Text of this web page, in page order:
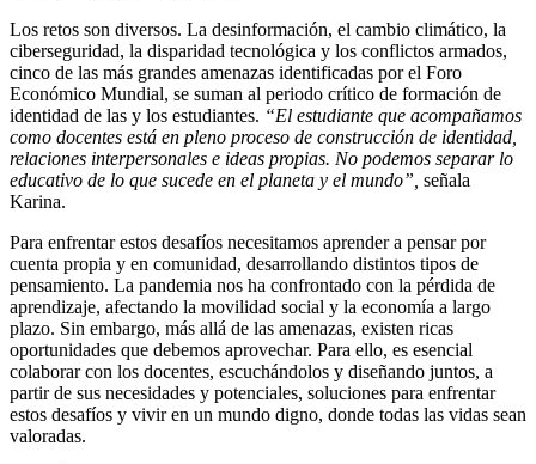
Los retos son diversos. La desinformación, el cambio climático, la
ciberseguridad, la disparidad tecnológica y los conflictos armados,
cinco de las más grandes amenazas identificadas por el Foro
Económico Mundial, se suman al periodo crítico de formación de
identidad de las y los estudiantes. “El estudiante que acompañamos
como docentes está en pleno proceso de construcción de identidad,
relaciones interpersonales e ideas propias. No podemos separar lo
educativo de lo que sucede en el planeta y el mundo”, señala
Karina.
Para enfrentar estos desafíos necesitamos aprender a pensar por
cuenta propia y en comunidad, desarrollando distintos tipos de
pensamiento. La pandemia nos ha confrontado con la pérdida de
aprendizaje, afectando la movilidad social y la economía a largo
plazo. Sin embargo, más allá de las amenazas, existen ricas
oportunidades que debemos aprovechar. Para ello, es esencial
colaborar con los docentes, escuchándolos y diseñando juntos, a
partir de sus necesidades y potenciales, soluciones para enfrentar
estos desafíos y vivir en un mundo digno, donde todas las vidas sean
valoradas.